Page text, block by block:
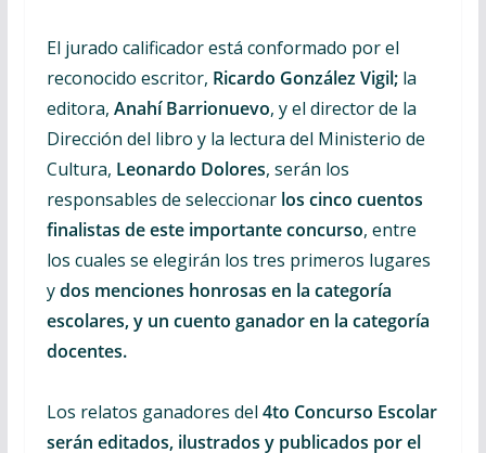
El jurado calificador está conformado por el
reconocido escritor, Ricardo González Vigil; la
editora, Anahí Barrionuevo, y el director de la
Dirección del libro y la lectura del Ministerio de
Cultura, Leonardo Dolores, serán los
responsables de seleccionar los cinco cuentos
finalistas de este importante concurso, entre
los cuales se elegirán los tres primeros lugares
ydos menciones honrosas en la categoría
escolares, y un cuento ganador en la categoría
docentes.
Los relatos ganadores del 4to Concurso Escolar
serán editados, ilustrados y publicados por el